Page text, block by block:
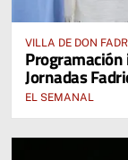
VILLA DE DON
Jornadas
EL SEMANAL